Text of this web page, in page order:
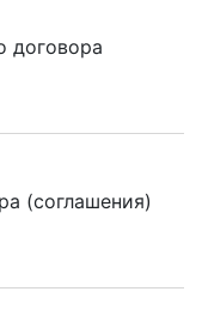
договора
(соглашения)